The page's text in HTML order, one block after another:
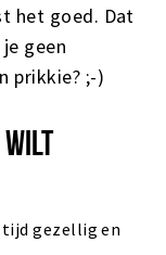
het goed. Dat
geen
prikkie? ;-)
gezellig en